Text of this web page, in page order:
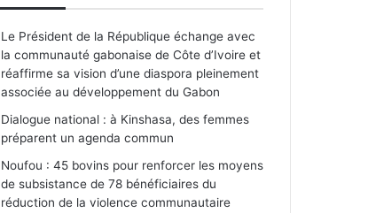
Le Président de la République échange avec
la communauté gabonaise de Côte d’Ivoire et
réaffirme sa vision d’une diaspora pleinement
associée au développement du Gabon
Dialogue national : à Kinshasa, des femmes
préparent un agenda commun
Noufou : 45 bovins pour renforcer les moyens
de subsistance de 78 bénéficiaires du
réduction de la violence communautaire